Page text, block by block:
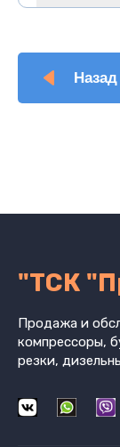
Назад
"ТСК
Продажа и
компрессоры,
резки,